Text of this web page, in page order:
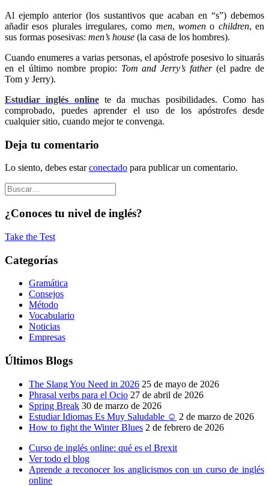
Al ejemplo anterior (los sustantivos que acaban en “s”) debemos
añadir esos plurales irregulares, como men,women o children, en
sus formas posesivas: men’s house (la casa de los hombres).
Cuando enumeres a varias personas, el apóstrofe posesivo lo situarás
en el último nombre propio: Tom and Jerry’s father(el padre de
Tom y Jerry).
Estudiar inglés onlinete da muchas posibilidades. Como has
comprobado, puedes aprender el uso de los apóstrofes desde
cualquier sitio, cuando mejor te convenga.
Deja tu comentario
Lo siento, debes estarconectado para publicar un comentario.
¿Conoces tu nivel de inglés?
Take the Test
Categorías
Gramática
Consejos
Método
Vocabulario
Noticias
Empresas
Últimos Blogs
The Slang You Need in 2026 25 de mayo de 2026
Phrasal verbs para el Ocio 27 de abril de 2026
Spring Break 30 de marzo de 2026
Estudiar Idiomas Es Muy Saludable ☺ 2 de marzo de 2026
How to fight the Winter Blues 2 de febrero de 2026
Curso de inglés online: qué es el Brexit
Ver todo el blog
Aprende a reconocer los anglicismos con un curso de inglés
online